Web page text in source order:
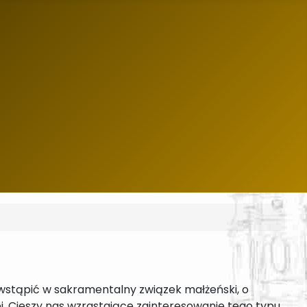
w sakramentalny związek małżeński, o